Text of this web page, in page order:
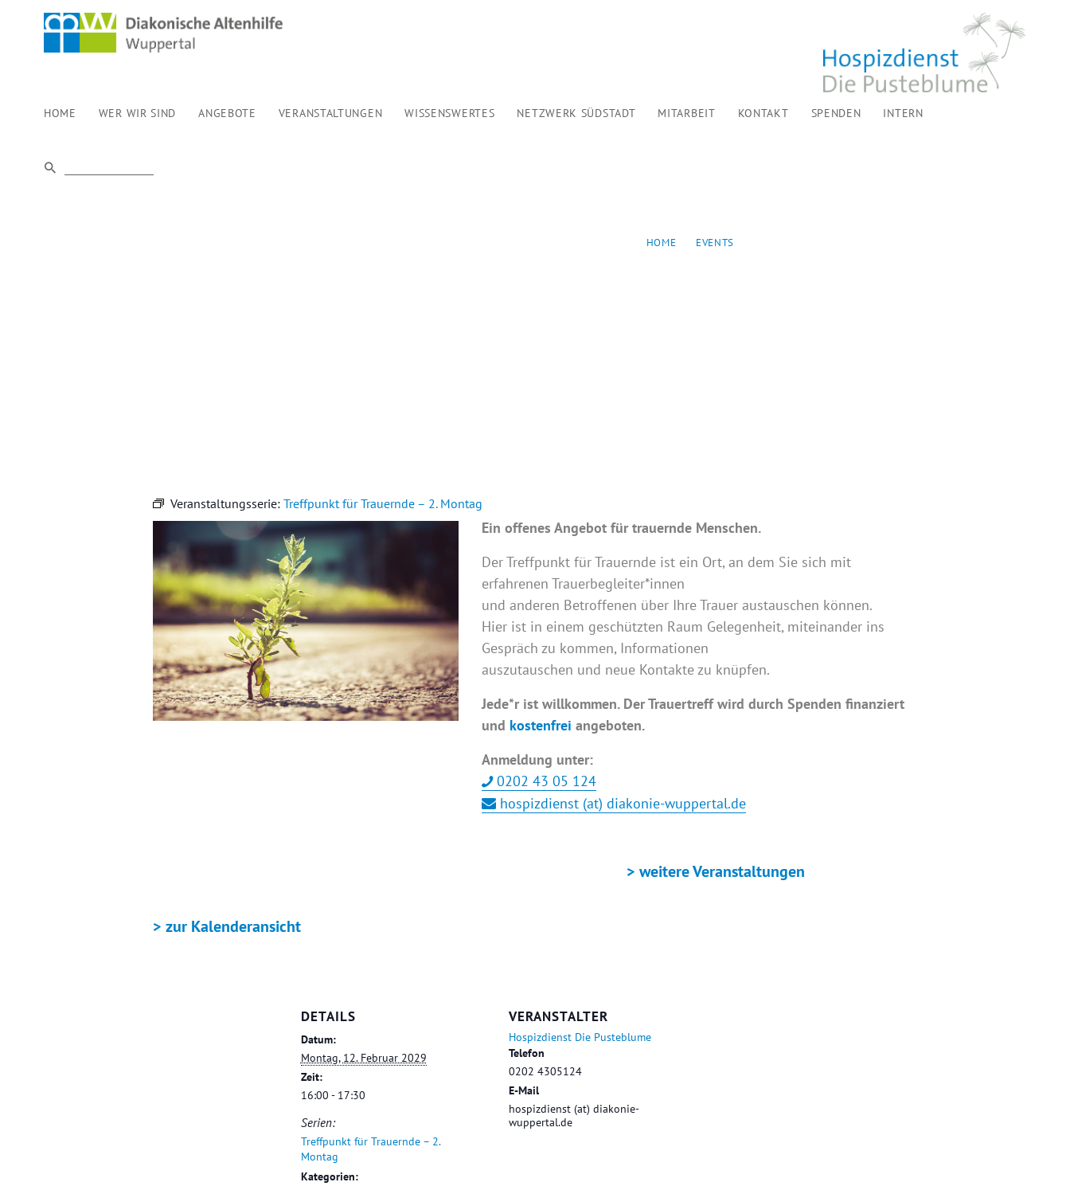
HOME WER WIR SIND ANGEBOTE VERANSTALTUNGEN WISSENSWERTES NETZWERK SÜDSTADT MITARBEIT KONTAKT SPENDEN INTERN
HOME EVENTS
Veranstaltungsserie: Treffpunkt für Trauernde – 2. Montag
Ein offenes Angebot für trauernde Menschen.
Der Treffpunkt für Trauernde ist ein Ort, an dem Sie sich mit
erfahrenen Trauerbegleiter*innen
und anderen Betroffenen über Ihre Trauer austauschen können.
Hier ist in einem geschützten Raum Gelegenheit, miteinander ins
Gespräch zu kommen, Informationen
auszutauschen und neue Kontakte zu knüpfen.
Jede*r ist willkommen. Der Trauertreff wird durch Spenden finanziert
und kostenfrei angeboten.
Anmeldung unter:
0202 43 05 124
hospizdienst (at) diakonie-wuppertal.de
> weitere Veranstaltungen
> zur Kalenderansicht
DETAILS
Datum:
Montag, 12. Februar 2029
Zeit:
16:00 - 17:30
Serien:
Treffpunkt für Trauernde – 2.
Montag
Kategorien:
VERANSTALTER
Hospizdienst Die Pusteblume
Telefon
0202 4305124
E-Mail
hospizdienst (at) diakonie-
wuppertal.de